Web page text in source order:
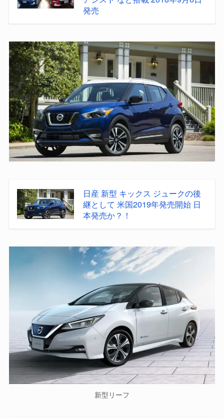
発売
日産 新型 キックス ジュークの後
継として 米国2019年発売開始 日
本発売か？！
新型リーフ